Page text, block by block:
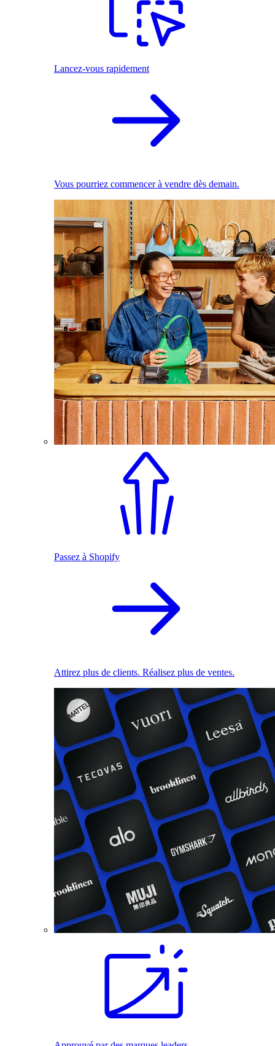
Lancez-vous rapidement
Vous pourriez commencer à vendre dès demain.
Passez à Shopify
Attirez plus de clients. Réalisez plus de ventes.